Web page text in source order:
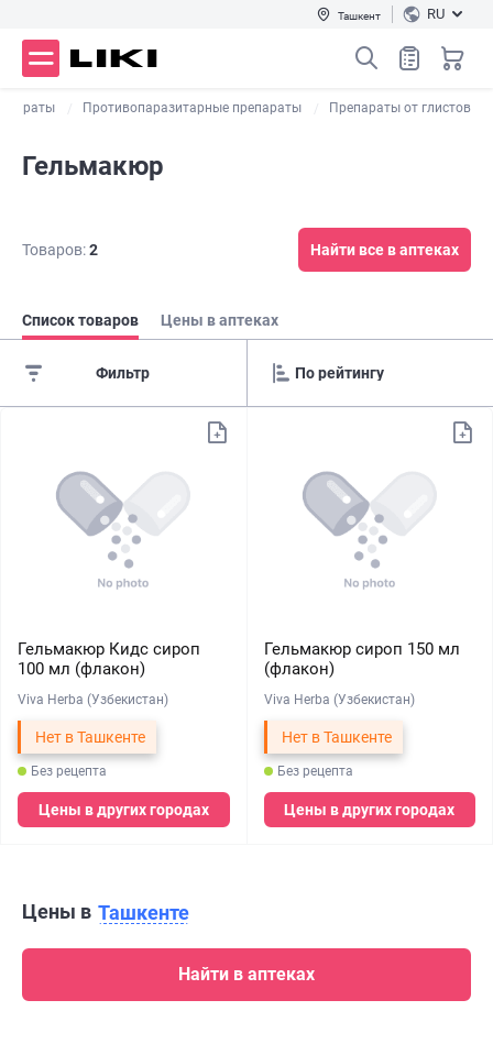
Ташкент RU
Противопаразитарные препараты Препараты от глистов
Гельмакюр
Товаров:2 Найти все в аптеках
Список товаров Цены в аптеках
Фильтр
Гельмакюр Кидс сироп
100 мл (флакон)
Viva Herba (Узбекистан)
Нет в Ташкенте
Без рецепта
Цены в других городах
Гельмакюр сироп 150 мл
(флакон)
Viva Herba (Узбекистан)
Нет в Ташкенте
Без рецепта
Цены в других городах
Цены в Ташкенте
Найти в аптеках